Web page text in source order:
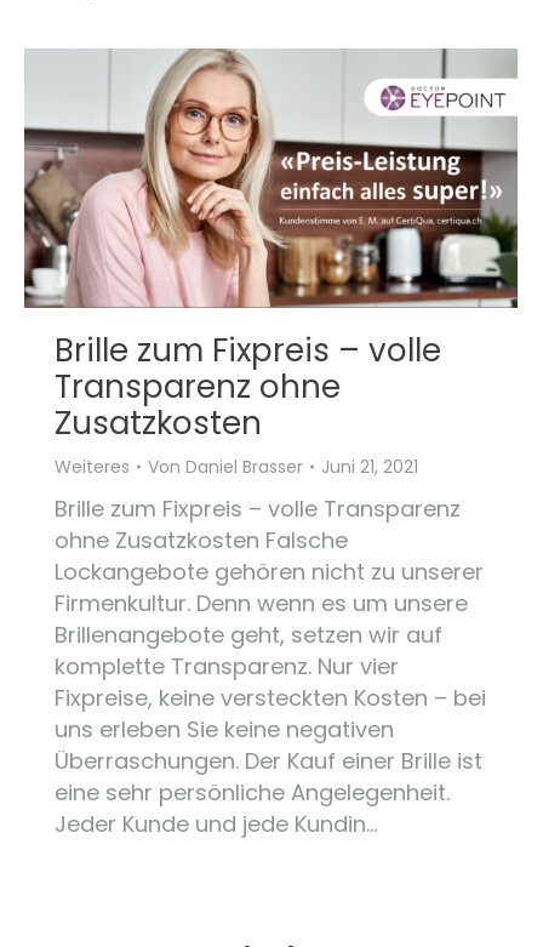
Brille zum Fixpreis – volle
Transparenz ohne
Zusatzkosten
Weiteres Von Daniel Brasser Juni 21, 2021
Brille zum Fixpreis – volle Transparenz
ohne Zusatzkosten Falsche
Lockangebote gehören nicht zu unserer
Firmenkultur. Denn wenn es um unsere
Brillenangebote geht, setzen wir auf
komplette Transparenz. Nur vier
Fixpreise, keine versteckten Kosten – bei
uns erleben Sie keine negativen
Überraschungen. Der Kauf einer Brille ist
eine sehr persönliche Angelegenheit.
Jeder Kunde und jede Kundin…